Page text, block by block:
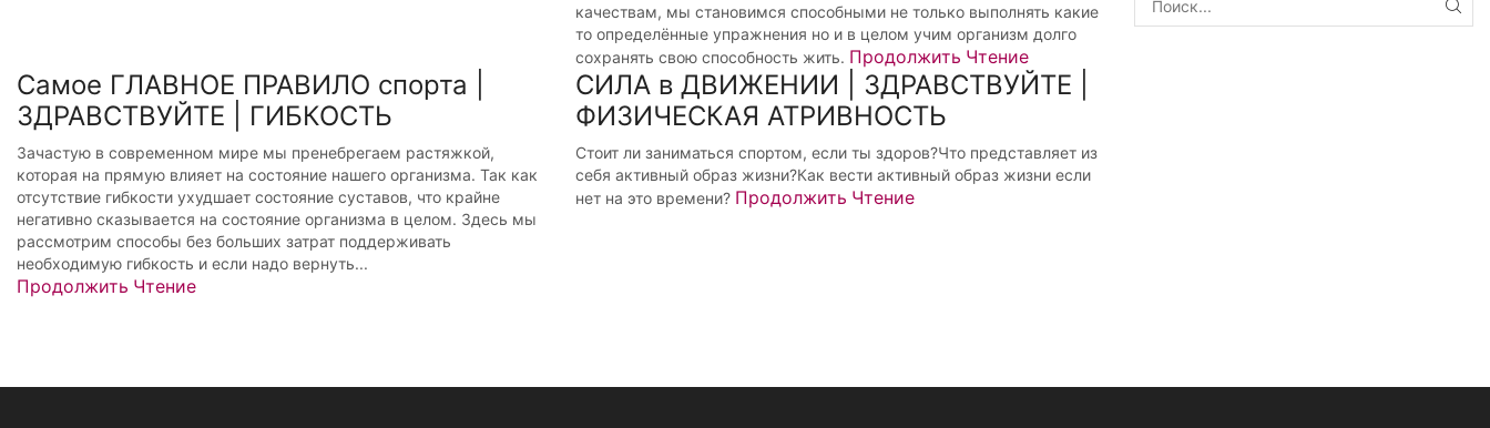
качествам, мы становимся способными не только выполнять какие
то определённые упражнения но и в целом учим организм долго
сохранять свою способность жить. Продолжить Чтение
Самое ГЛАВНОЕ ПРАВИЛО спорта |
ЗДРАВСТВУЙТЕ | ГИБКОСТЬ
Зачастую в современном мире мы пренебрегаем растяжкой,
которая на прямую влияет на состояние нашего организма. Так как
отсутствие гибкости ухудшает состояние суставов, что крайне
негативно сказывается на состояние организма в целом. Здесь мы
рассмотрим способы без больших затрат поддерживать
необходимую гибкость и если надо вернуть...
Продолжить Чтение
СИЛА в ДВИЖЕНИИ | ЗДРАВСТВУЙТЕ |
ФИЗИЧЕСКАЯ АТРИВНОСТЬ
Стоит ли заниматься спортом, если ты здоров?Что представляет из
себя активный образ жизни?Как вести активный образ жизни если
нет на это времени? Продолжить Чтение